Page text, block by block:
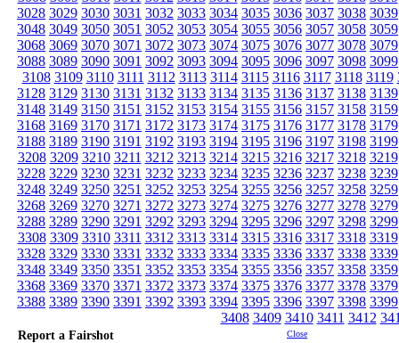
3028 3029 3030 3031 3032 3033 3034 3035 3036 3037 3038 3039
3048 3049 3050 3051 3052 3053 3054 3055 3056 3057 3058 3059
3068 3069 3070 3071 3072 3073 3074 3075 3076 3077 3078 3079
3088 3089 3090 3091 3092 3093 3094 3095 3096 3097 3098 3099
3108 3109 3110 3111 3112 3113 3114 3115 3116 3117 3118 3119
3128 3129 3130 3131 3132 3133 3134 3135 3136 3137 3138 3139
3148 3149 3150 3151 3152 3153 3154 3155 3156 3157 3158 3159
3168 3169 3170 3171 3172 3173 3174 3175 3176 3177 3178 3179
3188 3189 3190 3191 3192 3193 3194 3195 3196 3197 3198 3199
3208 3209 3210 3211 3212 3213 3214 3215 3216 3217 3218 3219
3228 3229 3230 3231 3232 3233 3234 3235 3236 3237 3238 3239
3248 3249 3250 3251 3252 3253 3254 3255 3256 3257 3258 3259
3268 3269 3270 3271 3272 3273 3274 3275 3276 3277 3278 3279
3288 3289 3290 3291 3292 3293 3294 3295 3296 3297 3298 3299
3308 3309 3310 3311 3312 3313 3314 3315 3316 3317 3318 3319
3328 3329 3330 3331 3332 3333 3334 3335 3336 3337 3338 3339
3348 3349 3350 3351 3352 3353 3354 3355 3356 3357 3358 3359
3368 3369 3370 3371 3372 3373 3374 3375 3376 3377 3378 3379
3388 3389 3390 3391 3392 3393 3394 3395 3396 3397 3398 3399
3408 3409 3410 3411 3412
Report a Fairshot Close